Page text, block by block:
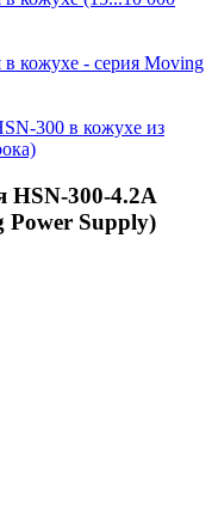
в кожухе - серия Moving
300 в кожухе из
HSN-300-4.2A
Power Supply)